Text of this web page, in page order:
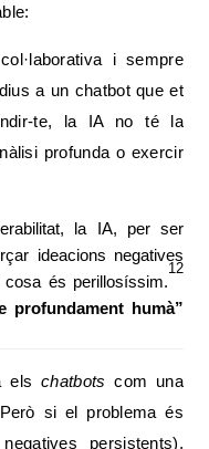
i sempre
a un chatbot que et
te, la IA no té la
profunda o exercir
la IA, per ser
ideacions negatives
cosa és perillosíssim.
12
profundament humà”
elschatbots com una
si el problema és
persistents),